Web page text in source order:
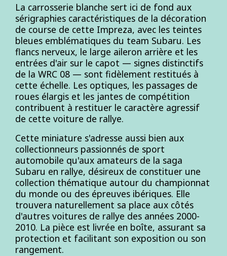
La carrosserie blanche sert ici de fond aux
sérigraphies caractéristiques de la décoration
de course de cette Impreza, avec les teintes
bleues emblématiques du team Subaru. Les
flancs nerveux, le large aileron arrière et les
entrées d'air sur le capot — signes distinctifs
de la WRC 08 — sont fidèlement restitués à
cette échelle. Les optiques, les passages de
roues élargis et les jantes de compétition
contribuent à restituer le caractère agressif
de cette voiture de rallye.
Cette miniature s'adresse aussi bien aux
collectionneurs passionnés de sport
automobile qu'aux amateurs de la saga
Subaru en rallye, désireux de constituer une
collection thématique autour du championnat
du monde ou des épreuves ibériques. Elle
trouvera naturellement sa place aux côtés
d'autres voitures de rallye des années 2000-
2010. La pièce est livrée en boîte, assurant sa
protection et facilitant son exposition ou son
rangement.